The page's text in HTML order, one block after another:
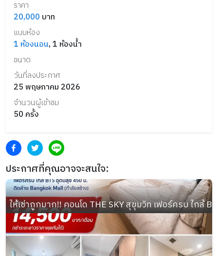
ราคา
20,000 บาท
แบบห้อง
1 ห้องนอน,1 ห้องน้ำ
ขนาด
วันที่ลงประกาศ
25 พฤษภาคม 2026
จำนวนผู้เข้าชม
50 ครั้ง
ประกาศที่คุณอาจจะสนใจ:
ให้เช่าถูกมาก!! คอนโด THE SKY สุขุมวิท เฟอร์ครบ ใกล้